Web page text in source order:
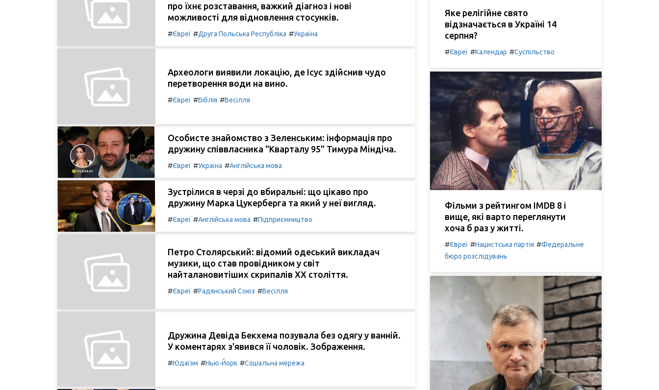
про їхнє розставання, важкий діагноз і нові
можливості для відновлення стосунків.
#Євреї #Друга Польська Республіка #Україна
Археологи виявили локацію, де Ісус здійснив чудо
перетворення води на вино.
#Євреї #Біблія #Весілля
Особисте знайомство з Зеленським: інформація про
дружину співвласника "Кварталу 95" Тимура Міндіча.
#Євреї #Україна #Англійська мова
Зустрілися в черзі до вбиральні: що цікаво про
дружину Марка Цукерберга та який у неї вигляд.
#Євреї #Англійська мова #Підприємництво
Петро Столярський: відомий одеський викладач
музики, що став провідником у світ
найталановитіших скрипалів XX століття.
#Євреї #Радянський Союз #Весілля
Дружина Девіда Бекхема позувала без одягу у ванній.
У коментарях з'явився її чоловік. Зображення.
#Юдаїзм #Нью-Йорк #Соціальна мережа
Яке релігійне свято
відзначається в Україні 14
серпня?
#Євреї #Календар #Суспільство
Фільми з рейтингом IMDB 8 і
вище, які варто переглянути
хоча б раз у житті.
#Євреї #Нацистська партія #Федеральне
бюро розслідувань